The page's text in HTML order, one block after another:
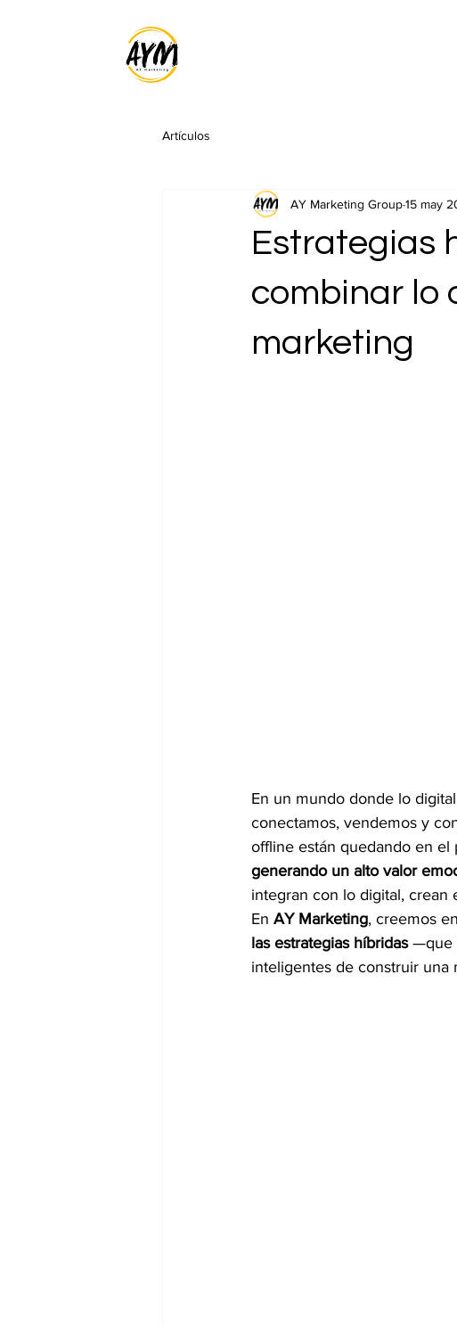
Artículos
Estrategias
combinar lo
marketing
AY Marketing Group15 may
En un mundo donde lo
conectamos, vendemos y
offline están quedando en el
generando un alto valor
integran con lo digital, crean
En AY Marketing, creemos
las estrategias híbridas —que
inteligentes de construir una